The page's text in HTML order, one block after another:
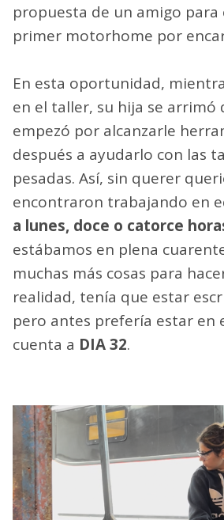
propuesta de un amigo
primer motorhome por
En esta oportunidad,
en el taller, su hija se arrimó
empezó por alcanzarle
después a ayudarlo con las
pesadas. Así, sin querer
encontraron trabajando en
a lunes, doce o catorce
estábamos en plena
muchas más cosas para
realidad, tenía que estar
pero antes prefería estar en
cuenta a DIA 32.